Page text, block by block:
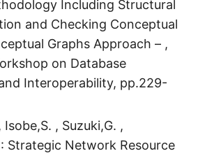
Including Structural
and Checking Conceptual
Graphs Approach – ,
on Database
Interoperability, pp.229-
, Suzuki,G. ,
Strategic Network Resource